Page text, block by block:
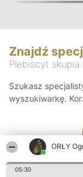
ORŁY
05:30
Znajdź
Plebiscyt
Szukasz
wyszukiwarkę.